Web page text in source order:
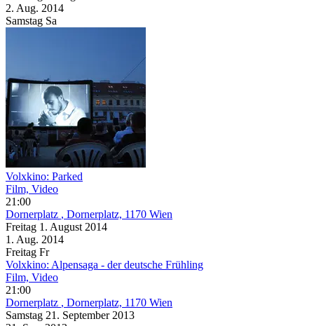
2. Aug. 2014
Samstag Sa
Volxkino: Parked
Film, Video
21:00
Dornerplatz , Dornerplatz, 1170 Wien
Freitag 1. August 2014
1. Aug. 2014
Freitag Fr
Volxkino: Alpensaga - der deutsche Frühling
Film, Video
21:00
Dornerplatz , Dornerplatz, 1170 Wien
Samstag 21. September 2013